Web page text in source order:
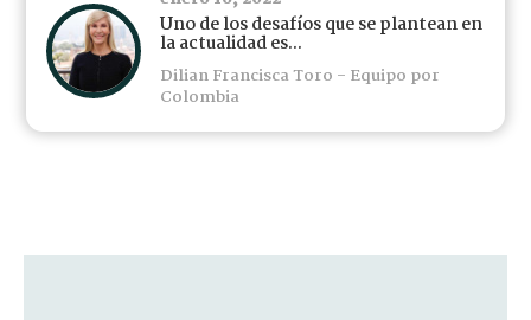
Uno de los desafíos que se plantean en
la actualidad es...
Dilian Francisca Toro - Equipo por
Colombia